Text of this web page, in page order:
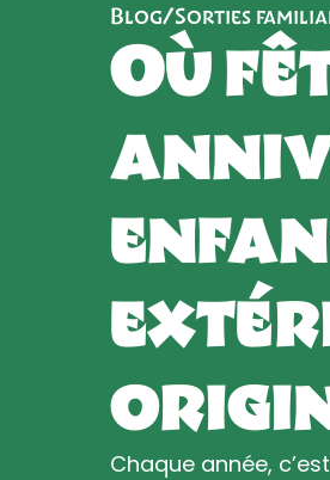
Blog/Sorties
Où
Chaque année,